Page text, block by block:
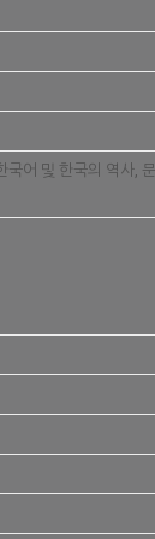
및 한국의 역사,